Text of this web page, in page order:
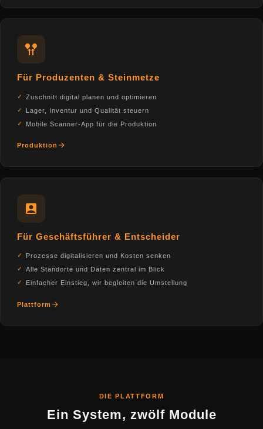
Für Produzenten & Steinmetze
Zuschnitt digital planen und optimieren
Lager, Inventur und Qualität steuern
Mobile Scanner-App für die Produktion
Produktion
Für Geschäftsführer & Entscheider
Prozesse digitalisieren und Kosten senken
Alle Standorte und Daten zentral im Blick
Einfacher Einstieg, wir begleiten die Umstellung
Plattform
DIE PLATTFORM
Ein System, zwölf Module